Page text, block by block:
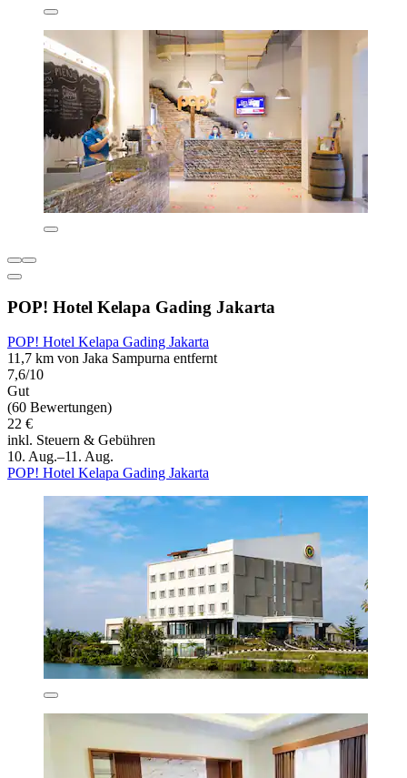
POP! Hotel Kelapa Gading Jakarta
POP! Hotel Kelapa Gading Jakarta
11,7 km von Jaka Sampurna entfernt
7,6/10
Gut
(60 Bewertungen)
22 €
inkl. Steuern & Gebühren
10. Aug.–11. Aug.
POP! Hotel Kelapa Gading Jakarta